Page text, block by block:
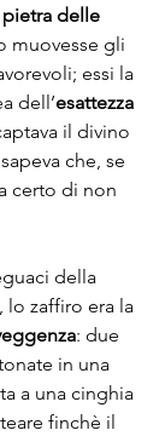
pietra delle
muovesse gli
essi la
dell’esattezza
il divino
che, se
certo di non
della
lo zaffiro era la
: due
in una
a una cinghia
finchè il